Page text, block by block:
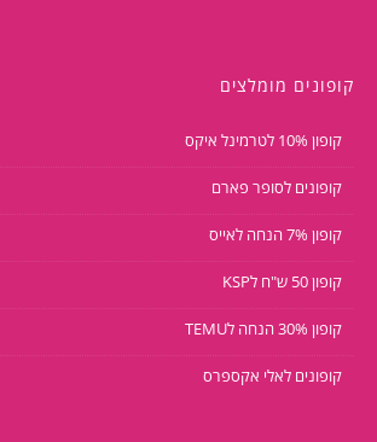
קופונים מומלצים
קופון 10% לטרמינל איקס
קופונים לסופר פארם
קופון 7% הנחה לאייס
קופון 50 ש"ח לKSP
קופון 30% הנחה לTEMU
קופונים לאלי אקספרס